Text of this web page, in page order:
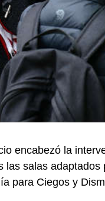
encabezó la
las salas
para Ciegos y